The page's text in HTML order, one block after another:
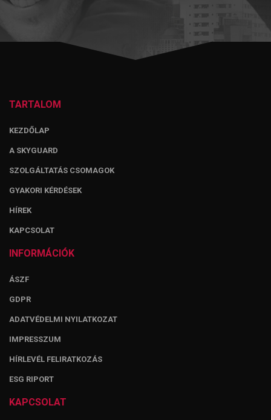
TARTALOM
KEZDŐLAP
A SKYGUARD
SZOLGÁLTATÁS CSOMAGOK
GYAKORI KÉRDÉSEK
HÍREK
KAPCSOLAT
INFORMÁCIÓK
ÁSZF
GDPR
ADATVÉDELMI NYILATKOZAT
IMPRESSZUM
HÍRLEVÉL FELIRATKOZÁS
ESG RIPORT
KAPCSOLAT